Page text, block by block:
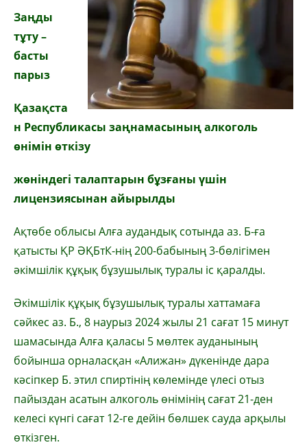
Заңды
тұту –
басты
парыз
Қазақста
н Республикасы заңнамасының алкоголь
өнімін өткізу
жөніндегі талаптарын бұзғаны үшін
лицензиясынан айырылды
Ақтөбе облысы Алға аудандық сотында аз. Б-ға
қатысты ҚР ӘҚБтК-нің 200-бабының 3-бөлігімен
әкімшілік құқық бұзушылық туралы іс қаралды.
Әкімшілік құқық бұзушылық туралы хаттамаға
сәйкес аз. Б., 8 наурыз 2024 жылы 21 сағат 15 минут
шамасында Алға қаласы 5 мөлтек ауданының
бойынша орналасқан «Алижан» дүкенінде дара
кәсіпкер Б. этил спиртінің көлемінде үлесі отыз
пайыздан асатын алкоголь өнімінің сағат 21-ден
келесі күнгі сағат 12-ге дейін бөлшек сауда арқылы
өткізген.